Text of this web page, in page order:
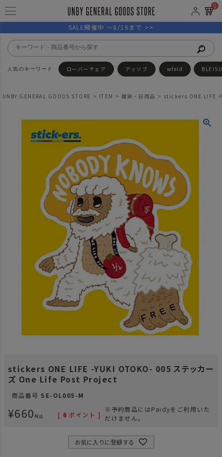
0
SALE開催中 ～8/16まで >>
ローバーチェア アッソブ wfeld
UNBY GENERAL GOODS STORE ITEM 雑貨・日用品 stickers ONE LIFE -
stickers ONE LIFE -YUKI OTOKO- 005 ステッカー
ズ One Life Post Project
商品番号 SE-OL005-M
¥660 税込 [ 6 ポイント ]
※予約商品にはPaidyをご利用いた
だけません。
お気に入りに登録する